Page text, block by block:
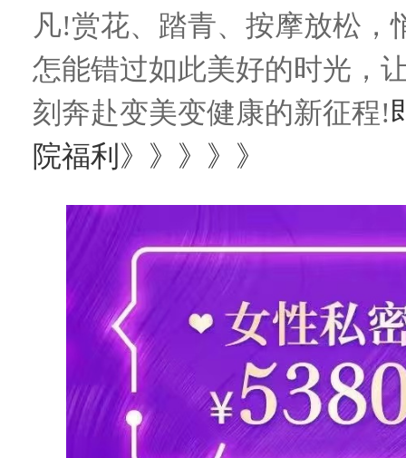
凡!赏花、踏青、按摩放松
怎能错过如此美好的时光，
刻奔赴变美变健康的新征程!
院福利》》》》》